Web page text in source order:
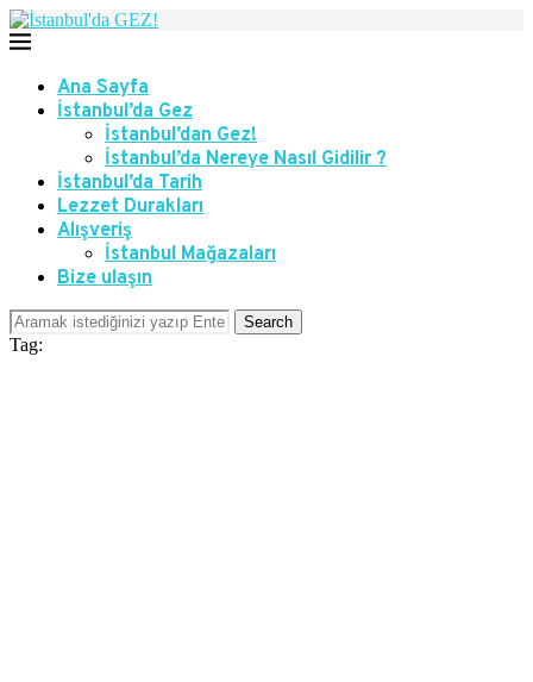
Ana Sayfa
İstanbul’da Gez
İstanbul’dan Gez!
İstanbul’da Nereye Nasıl Gidilir ?
İstanbul’da Tarih
Lezzet Durakları
Alışveriş
İstanbul Mağazaları
Bize ulaşın
Search
Tag: